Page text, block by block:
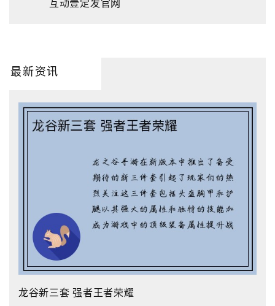
互动壹定发官网
最新资讯
龙谷新三套 强者王者荣耀